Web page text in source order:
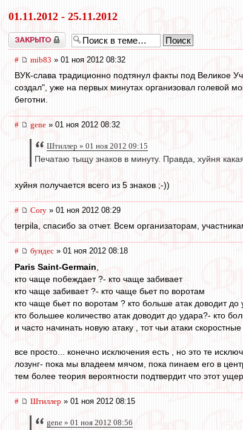
01.11.2012 - 25.11.2012
Закрыто
# mib83 » 01 ноя 2012 08:32
ВУК-слава традиционно подтянул факты под Великое
создал", уже на первых минутах организовал голевой
беготни.
# gene » 01 ноя 2012 08:32
Штиллер » 01 ноя 2012 09:15
Печатаю тыщу знаков в минуту. Правда, хуйня
хуйня получается всего из 5 знаков ;-))
# Cory » 01 ноя 2012 08:29
terpila, спасибо за отчет. Всем организаторам,
# бундес » 01 ноя 2012 08:18
Paris Saint-Germain
кто чаще побеждает ?- кто чаще забивает
кто чаще забивает ?- кто чаще бьет по воротам
кто чаще бьет по воротам ? кто больше атак доводит до
кто большее количество атак доводит до удара?- кто
и часто начинать новую атаку , тот чьи атаки
все просто... конечно исключения есть , но это те
лозунг- пока мы владеем мячом, пока пинаем его в
тем более теория вероятности подтвердит что этот
# Штиллер » 01 ноя 2012 08:15
gene » 01 ноя 2012 08:56